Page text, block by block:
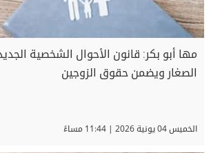
مها أبو بكر: قانون الأحوال الشخصية
الصغار ويضمن حقوق الزوجين
الخميس 04 يونية 2026 | 11:44 مساءً